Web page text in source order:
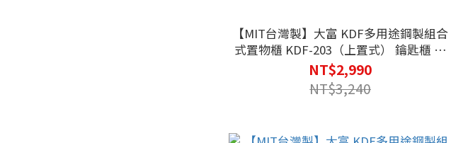
【MIT台灣製】大富 KDF多用途鋼製組合
式置物櫃 KDF-203（上置式） 鑰匙櫃 收
納櫃 置物櫃 公文櫃 鑰匙櫃 鑰匙鎖 可改密
碼鎖
NT$2,990
NT$3,240